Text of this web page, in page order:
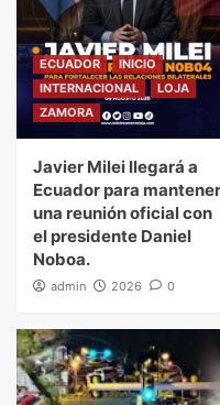
ECUADOR
INICIO
INTERNACIONAL
LOJA
ZAMORA
Javier Milei llegará a
Ecuador para mantener
una reunión oficial con
el presidente Daniel
Noboa.
admin 2026 0